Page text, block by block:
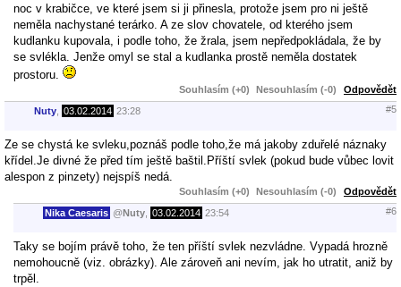
noc v krabičce, ve které jsem si ji přinesla, protože jsem pro ni ještě
neměla nachystané terárko. A ze slov chovatele, od kterého jsem
kudlanku kupovala, i podle toho, že žrala, jsem nepředpokládala, že by
se svlékla. Jenže omyl se stal a kudlanka prostě neměla dostatek
prostoru.
Souhlasím (+0) Nesouhlasím (-0) Odpovědět
Nuty 03.02.2014 23:28 #5
Ze se chystá ke svleku,poznáš podle toho,že má jakoby zduřelé náznaky
křídel.Je divné že před tím ještě baštil.Příští svlek (pokud bude vůbec lovit
alespon z pinzety) nejspíš nedá.
Souhlasím (+0) Nesouhlasím (-0) Odpovědět
Nika Caesaris @Nuty 03.02.2014 23:54 #6
Taky se bojím právě toho, že ten příští svlek nezvládne. Vypadá hrozně
nemohoucně (viz. obrázky). Ale zároveň ani nevím, jak ho utratit, aniž by
trpěl.